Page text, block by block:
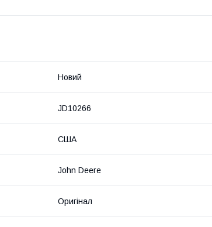
Новий
JD10266
США
John Deere
Оригінал